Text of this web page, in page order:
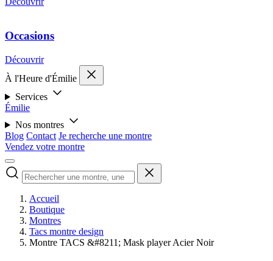
Occasions
Découvrir
À l'Heure d'Émilie
Services
Émilie
Nos montres
Blog Contact Je recherche une montre
Vendez votre montre
Accueil
Boutique
Montres
Tacs montre design
Montre TACS &#8211; Mask player Acier Noir